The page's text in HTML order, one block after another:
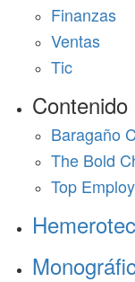
Finanzas
Ventas
Tic
Baragaño
The Bold
Top